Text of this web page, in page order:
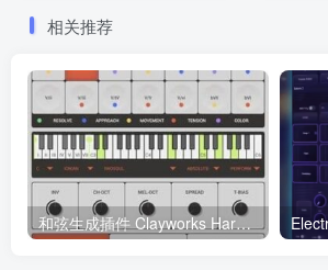
相关推荐
和弦生成插件 Clayworks Harmonimo v1.2.4 Incl. Keygen-MOCHA WiN